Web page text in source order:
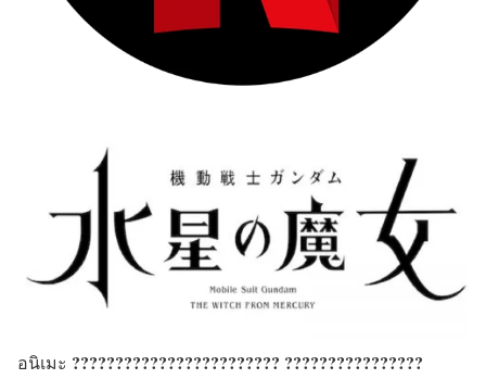
อนิเมะ ???????????????????????? ????????????????